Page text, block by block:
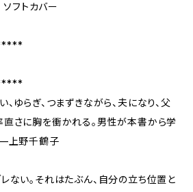
フトカバー
、ゆらぎ、つまずきながら、夫になり、父
直さに胸を衝かれる。男性が本書から学
上野千鶴子
ない。それはたぶん、自分の立ち位置と